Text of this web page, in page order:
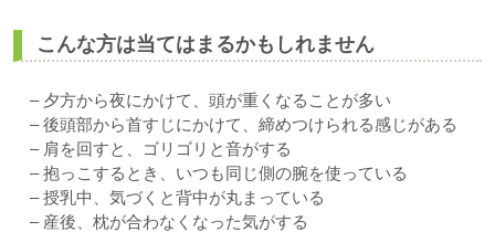
こんな方は当てはまるかもしれません
– 夕方から夜にかけて、頭が重くなることが多い
– 後頭部から首すじにかけて、締めつけられる感じがある
– 肩を回すと、ゴリゴリと音がする
– 抱っこするとき、いつも同じ側の腕を使っている
– 授乳中、気づくと背中が丸まっている
– 産後、枕が合わなくなった気がする